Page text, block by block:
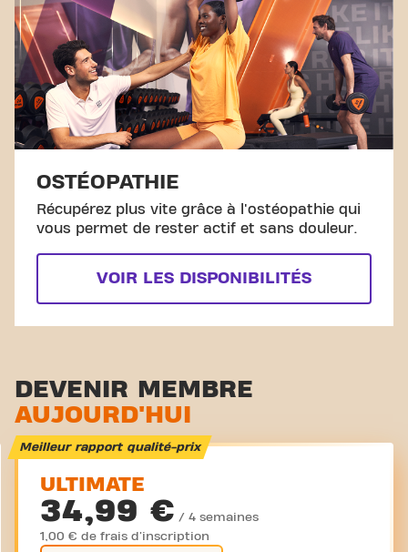
OSTÉOPATHIE
Récupérez plus vite grâce à l'ostéopathie qui
vous permet de rester actif et sans douleur.
VOIR LES DISPONIBILITÉS
DEVENIR MEMBRE
AUJOURD'HUI
Meilleur rapport qualité-prix
ULTIMATE
34,99 € / 4 semaines
1,00 € de frais d'inscription